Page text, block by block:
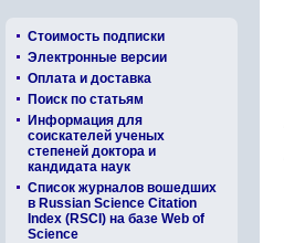
Стоимость подписки
Электронные версии
Оплата и доставка
Поиск по статьям
Информация для
соискателей ученых
степеней доктора и
кандидата наук
Список журналов вошедших
в Russian Science Citation
Index (RSCI) на базе Web of
Science